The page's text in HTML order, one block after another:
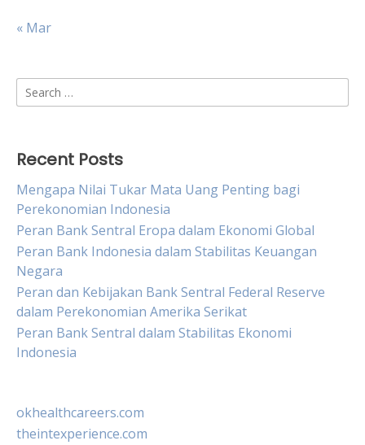
« Mar
Search
for:
Recent Posts
Mengapa Nilai Tukar Mata Uang Penting bagi
Perekonomian Indonesia
Peran Bank Sentral Eropa dalam Ekonomi Global
Peran Bank Indonesia dalam Stabilitas Keuangan
Negara
Peran dan Kebijakan Bank Sentral Federal Reserve
dalam Perekonomian Amerika Serikat
Peran Bank Sentral dalam Stabilitas Ekonomi
Indonesia
okhealthcareers.com
theintexperience.com